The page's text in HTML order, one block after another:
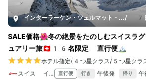
インターラーケン・ツェルマット・ベルン/ 7
SALE価格🌺冬の絶景をたのしむスイスラ
ュアリー旅🇨🇭16名限定 直行便🏔️
ホテル指定(4つ星クラス/5つ星クラ
スイス インターナショナル エアラインズ
直行便 行き 午後発 帰り 午